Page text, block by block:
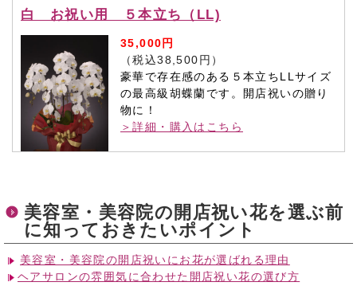
白 お祝い用 ５本立ち（LL)
35,000円
（税込38,500円）
豪華で存在感のある５本立ちLLサイズ
の最高級胡蝶蘭です。開店祝いの贈り
物に！
＞詳細・購入はこちら
美容室・美容院の開店祝い花を選ぶ前
に知っておきたいポイント
美容室・美容院の開店祝いにお花が選ばれる理由
ヘアサロンの雰囲気に合わせた開店祝い花の選び方